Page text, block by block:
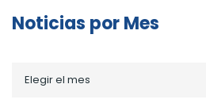
Noticias por Mes
porElegir el mes